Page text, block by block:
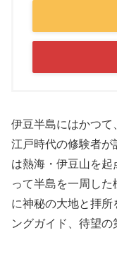
伊豆半島にはかつて
江戸時代の修験者が
は熱海・伊豆山を
って半島を一周し
に神秘の大地と拝所
ングガイド、待望の